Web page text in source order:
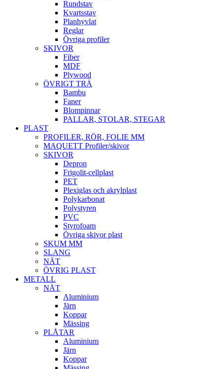
Rundstav
Kvartsstav
Planhyvlat
Reglar
Övriga profiler
SKIVOR
Fiber
MDF
Plywood
ÖVRIGT TRÄ
Bambu
Faner
Blompinnar
PALLAR, STOLAR, STEGAR
PLAST
PROFILER, RÖR, FOLIE MM
MAQUETT Profiler/skivor
SKIVOR
Depron
Frigolit-cellplast
PET
Plexiglas och akrylplast
Polykarbonat
Polystyren
PVC
Styrofoam
Övriga skivor plast
SKUM MM
SLANG
NÄT
ÖVRIG PLAST
METALL
NÄT
Aluminium
Järn
Koppar
Mässing
PLÅTAR
Aluminium
Järn
Koppar